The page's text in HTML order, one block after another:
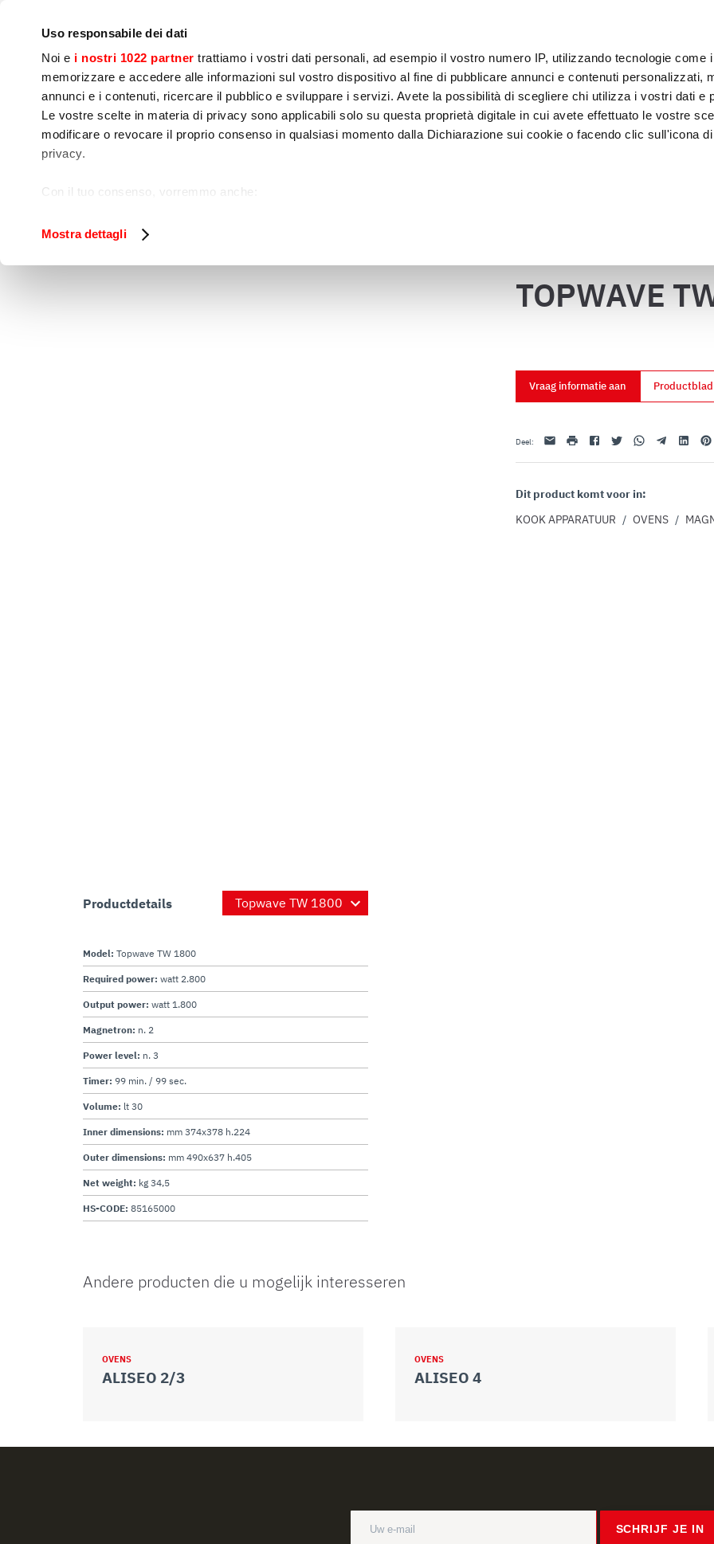
Uso responsabile dei dati
Noi e i nostri 1022 partner trattiamo i vostri dati personali, ad esempio il vostro numero IP, utilizzando tecnologie come
memorizzare e accedere alle informazioni sul vostro dispositivo al fine di pubblicare annunci e contenuti personalizzati,
annunci e i contenuti, ricercare il pubblico e sviluppare i servizi. Avete la possibilità di scegliere chi utilizza i vostri dati e
Le vostre scelte in materia di privacy sono applicabili solo su questa proprietà digitale in cui avete effettuato le vostre
modificare o revocare il proprio consenso in qualsiasi momento dalla Dichiarazione sui cookie o facendo clic sull'icona
privacy.
Con il tuo consenso, vorremmo anche:
Identificare il tuo dispositivo, scansionandolo attivamente alla ricerca di caratteristiche specifiche (impronte
Mostra dettagli
Kook
apparatuur
Voedselbereiding Snelkoeler
Presentatie en
Verkoop
Vacumeren en
verpakken
TOPWAVE
Vraag informatie aan
Deel: E-mailafdrukkenFacebookTwitterWhatsappTelegramLinkedin
Dit product komt voor in:
KOOK APPARATUUR / OVENS /
Productdetails
Model: Topwave TW 1800
Required power: watt 2.800
Output power: watt 1.800
Magnetron: n. 2
Power level: n. 3
Timer: 99 min. / 99 sec.
Volume: lt 30
Inner dimensions: mm 374x378 h.224
Outer dimensions: mm 490x637 h.405
Net weight: kg 34,5
HS-CODE: 85165000
Andere producten die u mogelijk interesseren
OVENS
ALISEO 2/3
OVENS
ALISEO 4
SCHRIJF JE IN